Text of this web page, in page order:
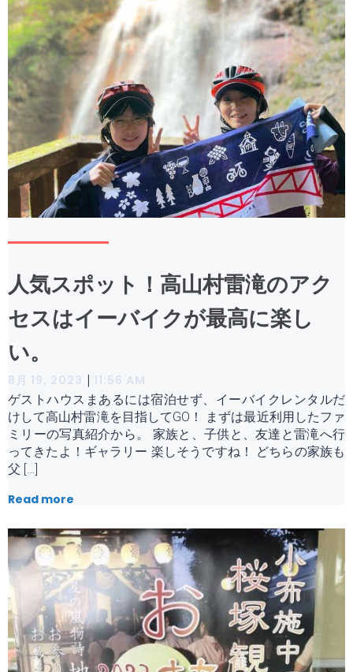
人気スポット！高山村雷滝のアク
セスはイーバイクが最高に楽し
い。
8月 19, 2023 | 11:56 AM
ゲストハウスまあるには宿泊せず、イーバイクレンタルだ
けして高山村雷滝を目指してGO！ まずは最近利用したファ
ミリーの写真紹介から。 家族と、子供と、友達と雷滝へ行
ってきたよ！ギャラリー 楽しそうですね！ どちらの家族も
父 […]
Read more